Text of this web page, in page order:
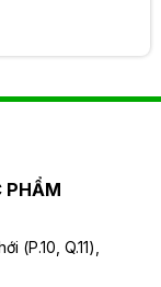
PHẨM
(P.10, Q.11),